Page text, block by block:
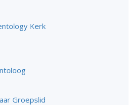
Kerk
Groepslid